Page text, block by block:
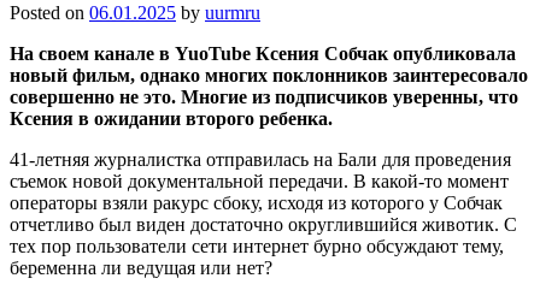
Posted on 06.01.2025 by uurmru
На своем канале в YuoTube Ксения Собчак опубликовала
новый фильм, однако многих поклонников заинтересовало
совершенно не это. Многие из подписчиков уверенны, что
Ксения в ожидании второго ребенка.
41-летняя журналистка отправилась на Бали для проведения
съемок новой документальной передачи. В какой-то момент
операторы взяли ракурс сбоку, исходя из которого у Собчак
отчетливо был виден достаточно округлившийся животик. С
тех пор пользователи сети интернет бурно обсуждают тему,
беременна ли ведущая или нет?